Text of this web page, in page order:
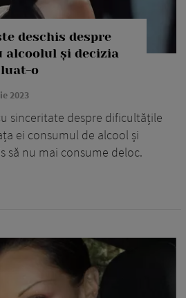
deschis despre
alcoolul și decizia
luat-o
2023
sinceritate despre dificultățile
ei consumul de alcool și
să nu mai consume deloc.